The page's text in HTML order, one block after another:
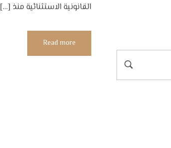
القانونية الاستثنائية منذ […]
Read more